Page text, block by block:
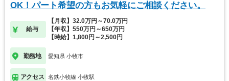
OK！パート希望の方もお気軽にご相談ください。
給与
【月収】32.0万円～70.0万円
【年収】550万円～650万円
【時給】1,800円～2,500円
勤務地 愛知県 小牧市
アクセス 名鉄小牧線 小牧駅